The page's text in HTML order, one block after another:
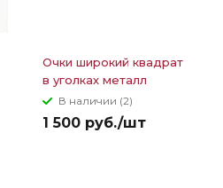
Очки широкий квадрат
в уголках металл
элемент
В наличии (2)
1 500 руб./шт